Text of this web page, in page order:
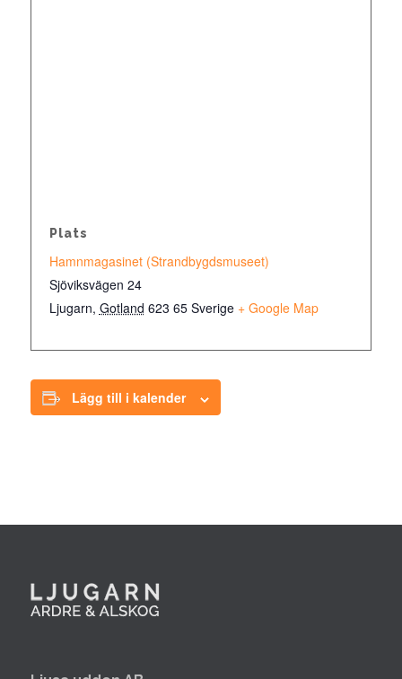
Plats
Hamnmagasinet (Strandbygdsmuseet)
Sjöviksvägen 24
Ljugarn, Gotland 623 65 Sverige + Google Map
Lägg till i kalender